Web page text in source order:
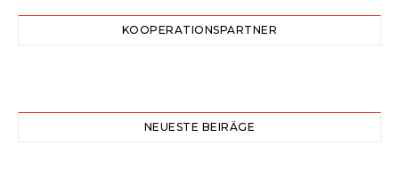
KOOPERATIONSPARTNER
NEUESTE BEIRÄGE